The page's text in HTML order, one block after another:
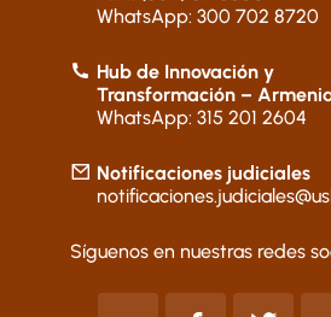
WhatsApp: 300 702 8720
Hub de Innovación y
Transformación –
WhatsApp: 315 201 2604
Notificaciones judiciales
Síguenos en nuestras redes